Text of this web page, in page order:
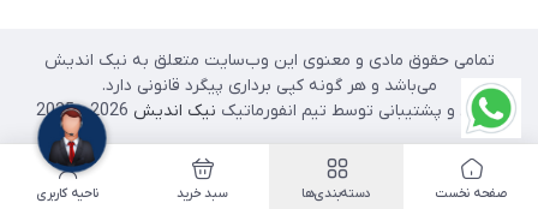
تمامی حقوق مادی و معنوی این وب‌سایت متعلق به نیک اندیش
می‌باشد و هر گونه کپی برداری پیگرد قانونی دارد.
طراحی و پشتیبانی توسط تیم انفورماتیک نیک اندیش 2026 - 2025
صفحه نخست دسته‌بندی‌ها سبد خرید ناحیه کاربری